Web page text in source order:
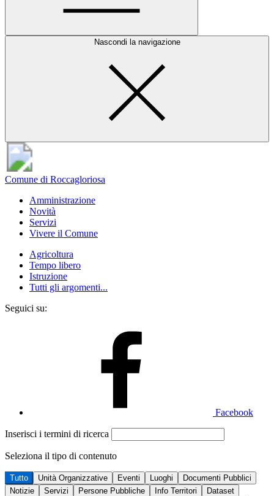
Nascondi la navigazione
Comune di Roccagloriosa
Amministrazione
Novità
Servizi
Vivere il Comune
Agricoltura
Tempo libero
Istruzione
Tutti gli argomenti...
Seguici su:
Facebook
Inserisci i termini di ricerca
Seleziona il tipo di contenuto
Tutto Unità Organizzative Eventi Luoghi
Documenti Pubblici
Notizie
Servizi Persone Pubbliche Info Territori Dataset